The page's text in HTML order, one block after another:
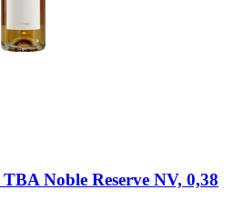
TBA Noble Reserve NV, 0,38